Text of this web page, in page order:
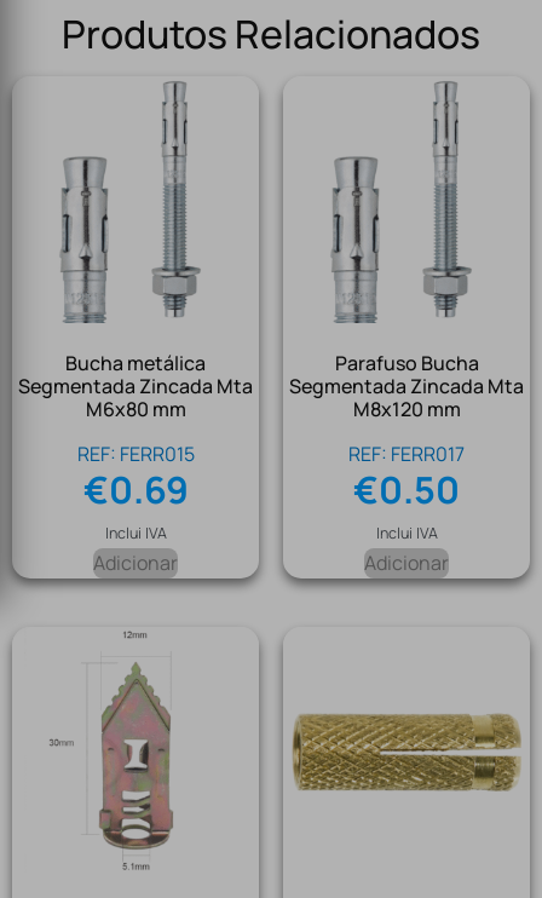
Produtos Relacionados
Bucha metálica
Segmentada Zincada Mta
M6x80 mm
REF: FERR015
€0.69
Inclui IVA
Adicionar
Parafuso Bucha
Segmentada Zincada Mta
M8x120 mm
REF: FERR017
€0.50
Inclui IVA
Adicionar